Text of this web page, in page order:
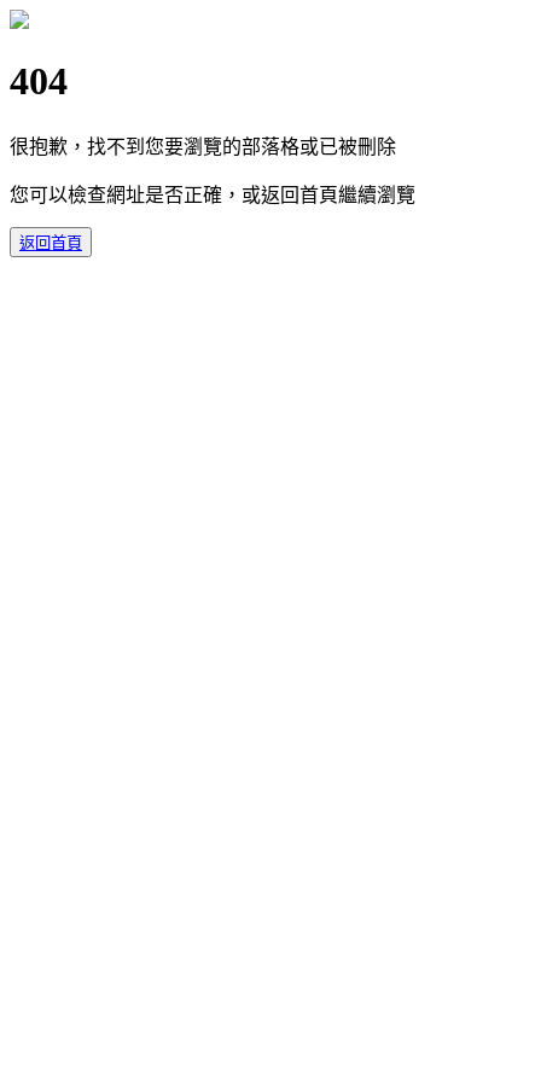
404
很抱歉，找不到您要瀏覽的部落格或已被刪除
您可以檢查網址是否正確，或返回首頁繼續瀏覽
返回首頁